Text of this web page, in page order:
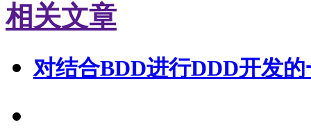
相关文章
对结合BDD进行DDD开发